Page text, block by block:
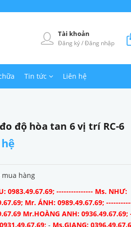
Tài khoản
Đăng ký/Đăng nhập
Tin tức Liên hệ
độ hòa tan 6 vị trí RC-6
mua hàng
0983.49.67.69; --------------- Ms. NHƯ:
Mr. ÁNH: 0989.49.67.69;
Mr.HOÀNG ANH: 0936.49.67.69;
- Ms.GIANG: